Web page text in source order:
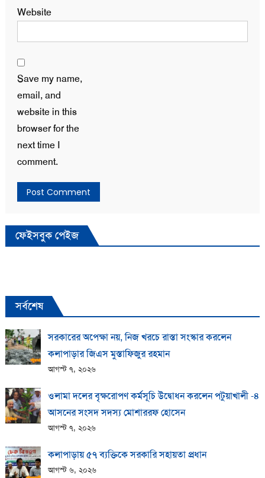
Website
Save my name,
email, and
website in this
browser for the
next time I
comment.
ফেইসবুক পেইজ
সর্বশেষ
সরকারের অপেক্ষা নয়, নিজ খরচে রাস্তা সংস্কার করলেন
কলাপাড়ার জিএস মুস্তাফিজুর রহমান
আগস্ট ৭, ২০২৬
ওলামা দলের বৃক্ষরোপণ কর্মসূচি উদ্বোধন করলেন পটুয়াখালী -৪
আসনের সংসদ সদস্য মোশাররফ হোসেন
আগস্ট ৭, ২০২৬
কলাপাড়ায় ​৫৭ ব্যক্তিকে সরকারি সহায়তা প্রধান
আগস্ট ৬, ২০২৬